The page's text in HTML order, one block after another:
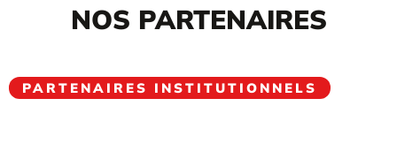
NOS PARTENAIRES
PARTENAIRES INSTITUTIONNELS